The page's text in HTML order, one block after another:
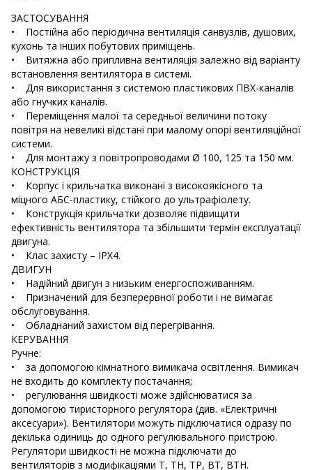
ЗАСТОСУВАННЯ
• Постійна або періодична вентиляція санвузлів, душових,
кухонь та інших побутових приміщень.
• Витяжна або припливна вентиляція залежно від варіанту
встановлення вентилятора в системі.
• Для використання з системою пластикових ПВХ-каналів
або гнучких каналів.
• Переміщення малої та середньої величини потоку
повітря на невеликі відстані при малому опорі вентиляційної
системи.
• Для монтажу з повітропроводами Ø 100, 125 та 150 мм.
КОНСТРУКЦІЯ
• Корпус і крильчатка виконані з високоякісного та
міцного АБС-пластику, стійкого до ультрафіолету.
• Конструкція крильчатки дозволяє підвищити
ефективність вентилятора та збільшити термін експлуатації
двигуна.
• Клас захисту – IPX4.
ДВИГУН
• Надійний двигун з низьким енергоспоживанням.
• Призначений для безперервної роботи і не вимагає
обслуговування.
• Обладнаний захистом від перегрівання.
КЕРУВАННЯ
Ручне:
• за допомогою кімнатного вимикача освітлення. Вимикач
не входить до комплекту постачання;
• регулювання швидкості може здійснюватися за
допомогою тиристорного регулятора (див. «Електричні
аксесуари»). Вентилятори можуть підключатися одразу по
декілька одиниць до одного регулювального пристрою.
Регулятори швидкості не можна підключати до
вентиляторів з модифікаціями Т, ТН, ТР, ВТ, ВТН.